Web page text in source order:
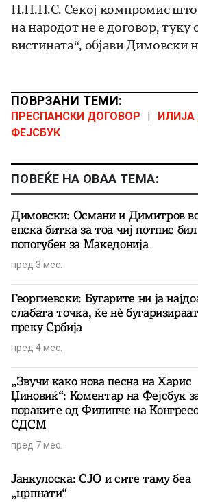
П.П.П.С. Секој компромис што
на народот не е договор, туку
вистината“, објави Димовски
ПОВРЗАНИ ТЕМИ:
ПРЕСПАНСКИ ДОГОВОР
ФЕЈСБУК
ПОВЕЌЕ НА ОВАА ТЕМА:
Димовски: Османи и Димитров
епска битка за тоа чиј потпис бил
попогубен за Македонија
пред 3 мес.
Георгиевски: Бугарите ни ја
слабата точка, ќе нè бугаризираат
преку Србија
пред 4 мес.
„Звучи како нова песна на Харис
Џиновиќ“: Коментар на Фејсбук
пораките од Филипче на
СДСМ
пред 7 мес.
Јанкулоска: СЈО и сите таму беа
„црпнати“